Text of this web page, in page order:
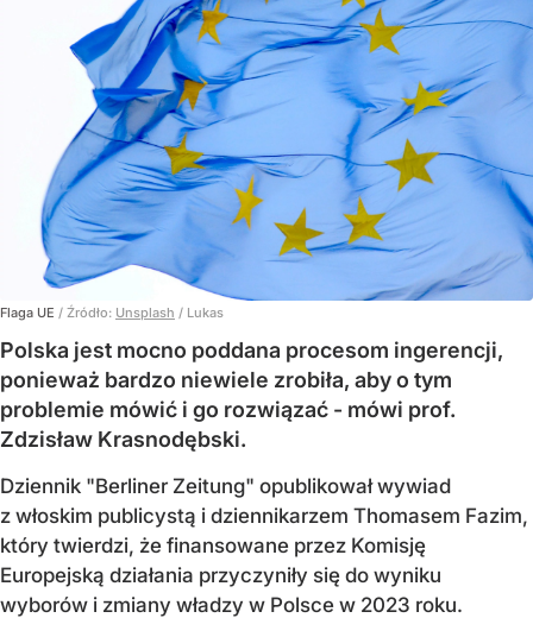
Flaga UE / Źródło: Unsplash / Lukas
Polska jest mocno poddana procesom ingerencji,
ponieważ bardzo niewiele zrobiła, aby o tym
problemie mówić i go rozwiązać - mówi prof.
Zdzisław Krasnodębski.
Dziennik "Berliner Zeitung" opublikował wywiad
z włoskim publicystą i dziennikarzem Thomasem Fazim,
który twierdzi, że finansowane przez Komisję
Europejską działania przyczyniły się do wyniku
wyborów i zmiany władzy w Polsce w 2023 roku.